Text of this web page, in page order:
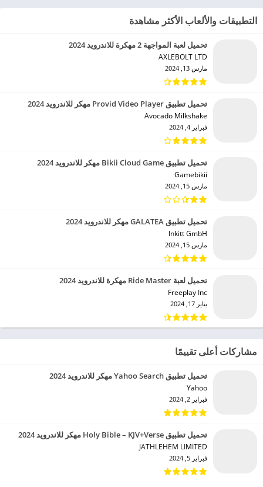
التطبيقات والألعاب الأكثر مشاهدة
تحميل لعبة المواجهة 2 مهكرة للاندرويد 2024
AXLEBOLT LTD‏
مارس 13, 2024
تحميل تطبيق Provid Video Player مهكر للاندرويد 2024
Avocado Milkshake‏
فبراير 4, 2024
تحميل تطبيق Bikii Cloud Game مهكر للاندرويد 2024
Gamebikii‏
مارس 15, 2024
تحميل تطبيق GALATEA مهكر للاندرويد 2024
Inkitt GmbH‏
مارس 15, 2024
تحميل لعبة Ride Master مهكرة للاندرويد 2024
Freeplay Inc‏
يناير 17, 2024
مشاركات أعلى تقييمًا
تحميل تطبيق Yahoo Search مهكر للاندرويد 2024
Yahoo‏
فبراير 2, 2024
تحميل تطبيق Holy Bible – KJV+Verse مهكر للاندرويد 2024
JATHLEHEM LIMITED‏
فبراير 5, 2024